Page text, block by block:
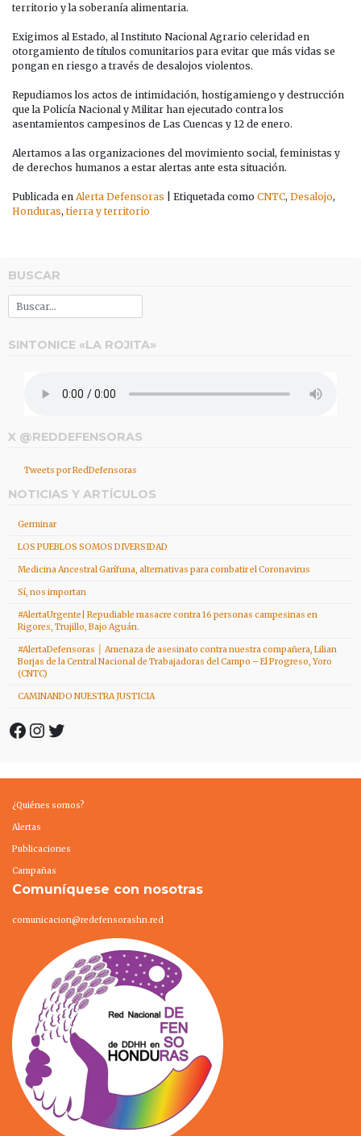
territorio y la soberanía alimentaria.
Exigimos al Estado, al Instituto Nacional Agrario celeridad en
otorgamiento de títulos comunitarios para evitar que más vidas se
pongan en riesgo a través de desalojos violentos.
Repudiamos los actos de intimidación, hostigamiengo y destrucción
que la Policía Nacional y Militar han ejecutado contra los
asentamientos campesinos de Las Cuencas y 12 de enero.
Alertamos a las organizaciones del movimiento social, feministas y
de derechos humanos a estar alertas ante esta situación.
Publicada en Alerta Defensoras Etiquetada como CNTC, Desalojo,
Honduras, tierra y territorio
BUSCAR
SINTONICE «LA ROJITA»
X @REDDEFENSORAS
Tweets por RedDefensoras
NOTICIAS Y ARTÍCULOS
Germinar
LOS PUEBLOS SOMOS DIVERSIDAD
Medicina Ancestral Garífuna, alternativas para combatir el Coronavirus
Sí, nos importan
#AlertaUrgente| Repudiable masacre contra 16 personas campesinas en
Rigores, Trujillo, Bajo Aguán.
#AlertaDefensoras │ Amenaza de asesinato contra nuestra compañera, Lilian
Borjas de la Central Nacional de Trabajadoras del Campo – El Progreso, Yoro
(CNTC)
CAMINANDO NUESTRA JUSTICIA
Facebook
Instagram
Twitter
¿Quiénes somos?
Alertas
Publicaciones
Campañas
Comuníquese con nosotras
comunicacion@redefensorashn.red